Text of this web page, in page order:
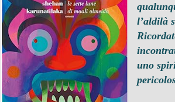
l’aldilà
uno